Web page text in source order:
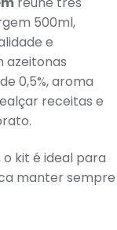
500ml,
e
azeitonas
0,5%, aroma
receitas e
kit é ideal para
manter sempre